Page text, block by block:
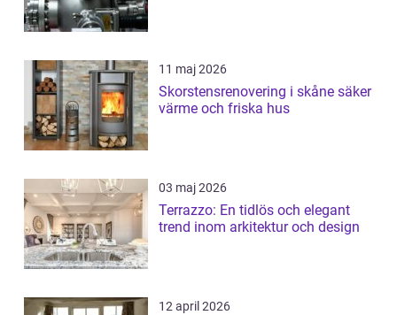
11 maj 2026
Skorstensrenovering i skåne säker
värme och friska hus
03 maj 2026
Terrazzo: En tidlös och elegant
trend inom arkitektur och design
12 april 2026